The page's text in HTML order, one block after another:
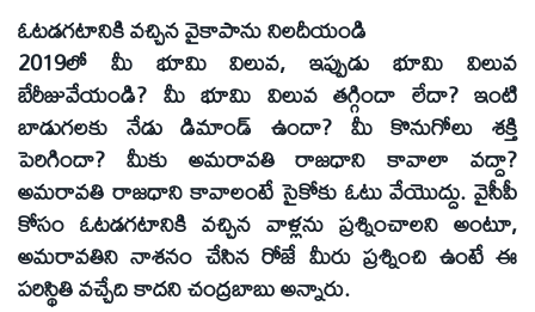
ఓటడగటానికి వచ్చిన వైకాపాను నిలదీయండి
2019లో మీ భూమి విలువ, ఇప్పుడు భూమి విలువ
బేరీజువేయండి? మీ భూమి విలువ తగ్గిందా లేదా? ఇంటి
బాడుగలకు నేడు డిమాండ్‌ ఉందా? మీ కొనుగోలు శక్తి
పెరిగిందా? మీకు అమరావతి రాజధాని కావాలా వద్దా?
అమరావతి రాజధాని కావాలంటే సైకోకు ఓటు వేయొద్దు. వైసీపీ
కోసం ఓటడగటానికి వచ్చిన వాళ్లను ప్రశ్నించాలని అంటూ,
అమరావతిని నాశనం చేసిన రోజే మీరు ప్రశ్నించి ఉంటే ఈ
పరిస్థితి వచ్చేది కాదని చంద్రబాబు అన్నారు.